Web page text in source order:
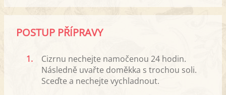
POSTUP PŘÍPRAVY
1.
Cizrnu nechejte namočenou 24 hodin.
Následně uvařte doměkka s trochou soli.
Sceďte a nechejte vychladnout.